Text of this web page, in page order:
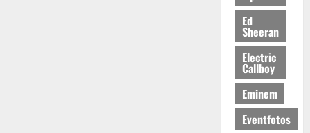
Ed
Sheeran
Electric
Callboy
Eminem
Eventfotos